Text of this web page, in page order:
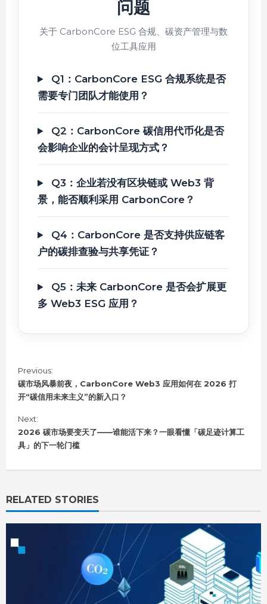
问题
关于 CarbonCore ESG 合规、碳资产管理与数
位工具应用
Q1：CarbonCore ESG 合规系统是否
需要专门团队才能使用？
Q2：CarbonCore 碳信用代币化是否
会影响企业的会计呈现方式？
Q3：企业若没有区块链或 Web3 背
景，能否顺利采用 CarbonCore？
Q4：CarbonCore 是否支持供应链客
户的碳排查验与共享凭证？
Q5：未来 CarbonCore 是否会扩展更
多 Web3 ESG 应用？
C
o
n
i
n
u
R
a
d
g
Previous:
碳市场风暴前夜，CarbonCore Web3 应用如何在 2026 打
开“碳信用未来主义”的新入口？
Next:
2026 碳市场要变天了——谁能活下来？一眼看懂「碳足迹计算工
具」的下一轮门槛
RELATED STORIES